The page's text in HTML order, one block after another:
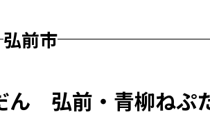
弘前市
ん 弘前・青柳ねぷ